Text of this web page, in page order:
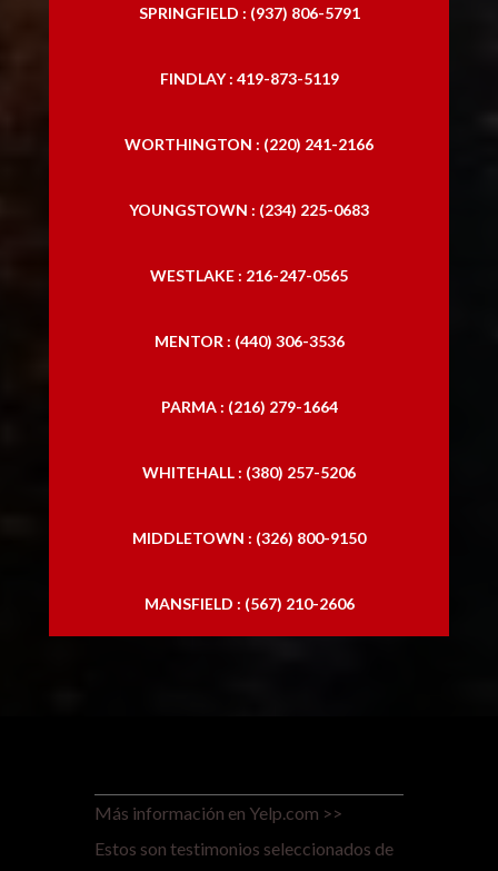
SPRINGFIELD : (937) 806-5791
FINDLAY : 419-873-5119
WORTHINGTON : (220) 241-2166
YOUNGSTOWN : (234) 225-0683
WESTLAKE : 216-247-0565
MENTOR : (440) 306-3536
PARMA : (216) 279-1664
WHITEHALL : (380) 257-5206
MIDDLETOWN : (326) 800-9150
MANSFIELD : (567) 210-2606
Más información en Yelp.com >>
Estos son testimonios seleccionados de